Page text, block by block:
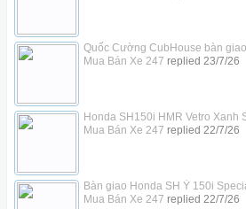
Quốc Cường CubHouse bàn
Mua Bán Xe 247 replied 23/7/26
Honda SH150i HMR Vetro Xanh
Mua Bán Xe 247 replied 22/7/26
Bàn giao Honda SH Ý 150i
Mua Bán Xe 247 replied 22/7/26